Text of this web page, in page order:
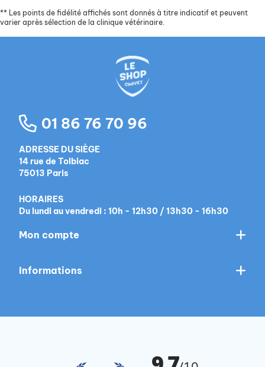
** Les points de fidélité affichés sont donnés à titre indicatif et peuvent
varier après sélection de la clinique vétérinaire.
01 86 76 70 96
ADRESSE DU SIÈGE
14 rue de Tolbiac
75013 Paris
HORAIRES
Du lundi au vendredi : 10h - 12h30 / 13h30 - 16h30
Mon compte
Informations